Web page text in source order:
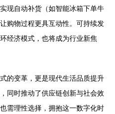
现自动补货（如智能冰箱下单牛
购物过程更具互动性。可持续发
经济模式，也将成为行业新焦
的变革，更是现代生活品质提升
同时推动了供应链创新与社会效
需理性选择，拥抱这一数字化时